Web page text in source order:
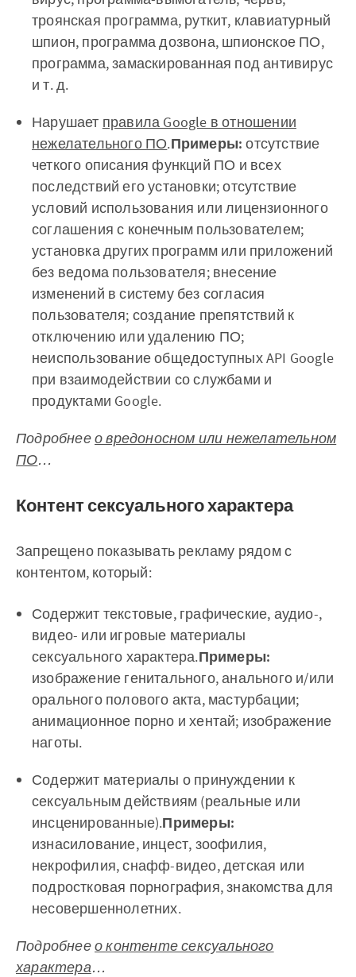
троянская программа, руткит, клавиатурный
шпион, программа дозвона, шпионское ПО,
программа, замаскированная под антивирус
и т. д.
Нарушает правила Google в отношении
нежелательного ПО.Примеры: отсутствие
четкого описания функций ПО и всех
последствий его установки; отсутствие
условий использования или лицензионного
соглашения с конечным пользователем;
установка других программ или приложений
без ведома пользователя; внесение
изменений в систему без согласия
пользователя; создание препятствий к
отключению или удалению ПО;
неиспользование общедоступных API Google
при взаимодействии со службами и
продуктами Google.
Подробнеео вредоносном или нежелательном
ПО…
Контент сексуального характера
Запрещено показывать рекламу рядом с
контентом, который:
Содержит текстовые, графические, аудио-,
видео- или игровые материалы
сексуального характера.Примеры:
изображение генитального, анального и/или
орального полового акта, мастурбации;
анимационное порно и хентай; изображение
наготы.
Содержит материалы о принуждении к
сексуальным действиям (реальные или
инсценированные).Примеры:
изнасилование, инцест, зоофилия,
некрофилия, снафф-видео, детская или
подростковая порнография, знакомства для
несовершеннолетних.
Подробнеео контенте сексуального
характера…